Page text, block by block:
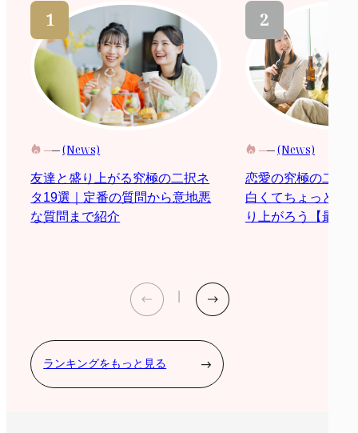
(News)
友達と盛り上がる究極の二択ネ
タ19選｜定番の質問から意地悪
な質問まで紹介
(News)
恋愛の究極の二択
白くてちょっと際
り上がろう【最新
ランキングをもっと見る